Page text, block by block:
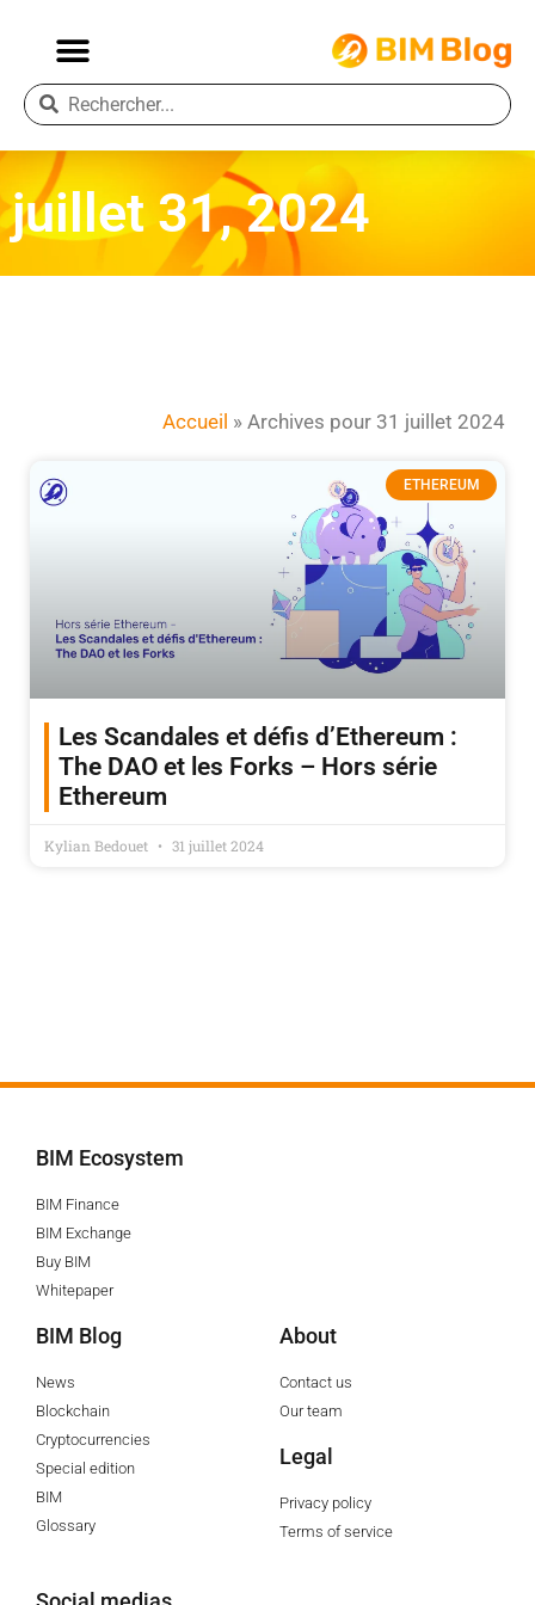
juillet 31, 2024
Accueil » Archives pour 31 juillet 2024
ETHEREUM
Les Scandales et défis d’Ethereum :
The DAO et les Forks – Hors série
Ethereum
Kylian Bedouet 31 juillet 2024
BIM Ecosystem
BIM Finance
BIM Exchange
Buy BIM
Whitepaper
BIM Blog
News
Blockchain
Cryptocurrencies
Special edition
BIM
Glossary
About
Contact us
Our team
Legal
Privacy policy
Terms of service